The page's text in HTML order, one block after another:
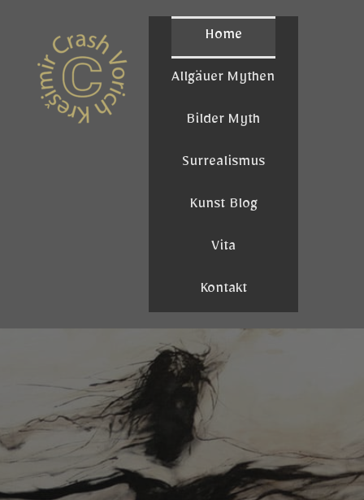
Home
Allgäuer Mythen
Bilder Myth
Surrealismus
Kunst Blog
Vita
Kontakt